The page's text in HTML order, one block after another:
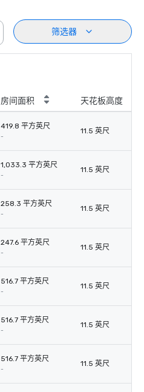
筛选器
房间面积 天花板高度
419.8 平方英尺
-
11.5 英尺
1,033.3 平方英尺
-
11.5 英尺
258.3 平方英尺
-
11.5 英尺
247.6 平方英尺
-
11.5 英尺
516.7 平方英尺
-
11.5 英尺
516.7 平方英尺
-
11.5 英尺
516.7 平方英尺
-
11.5 英尺